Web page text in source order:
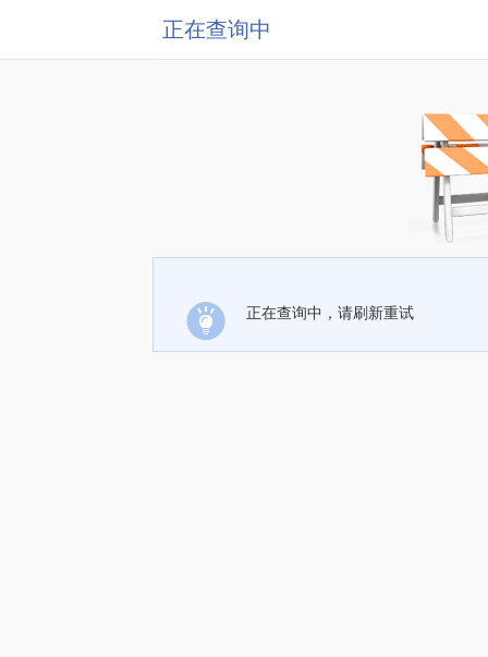
正在查询中
正在查询中，请刷新重试